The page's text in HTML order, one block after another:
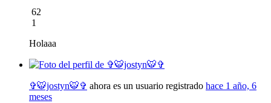
62
1
Holaaa
✞🐯jostyn🐯✞ ahora es un usuario registrado hace 1 año, 6
meses